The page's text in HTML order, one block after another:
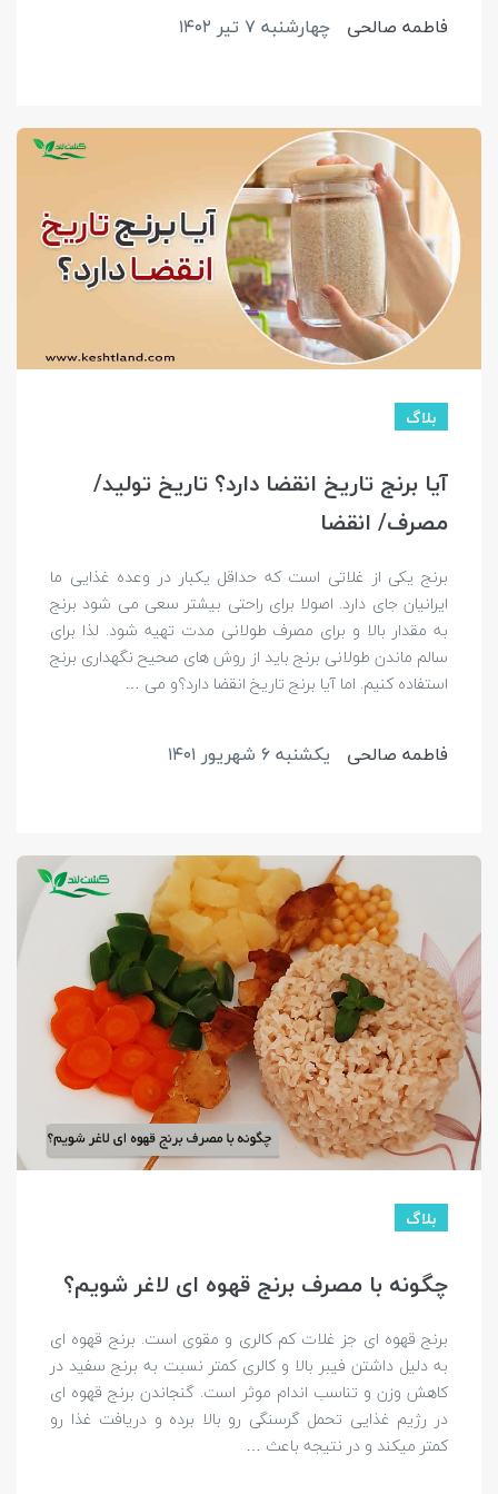
فاطمه صالحی چهارشنبه ۷ تير ۱۴۰۲
بلاگ
آیا برنج تاریخ انقضا دارد؟ تاریخ تولید/
مصرف/ انقضا
برنج یکی از غلاتی است که حداقل یکبار در وعده غذایی ما
ایرانیان جای دارد. اصولا برای راحتی بیشتر سعی می شود برنج
به مقدار بالا و برای مصرف طولانی مدت تهیه شود. لذا برای
سالم ماندن طولانی برنج باید از روش های صحیح نگهداری برنج
استفاده کنیم. اما آیا برنج تاریخ انقضا دارد؟و می …
فاطمه صالحی يكشنبه ۶ شهريور ۱۴۰۱
بلاگ
چگونه با مصرف برنج قهوه ای لاغر شویم؟
برنج قهوه ای جز غلات کم کالری و مقوی است. برنج قهوه ای
به دلیل داشتن فیبر بالا و کالری کمتر نسبت به برنج سفید در
کاهش وزن و تناسب اندام موثر است. گنجاندن برنج قهوه ای
در رژیم غذایی تحمل گرسنگی رو بالا برده و دریافت غذا رو
کمتر میکند و در نتیجه باعث …